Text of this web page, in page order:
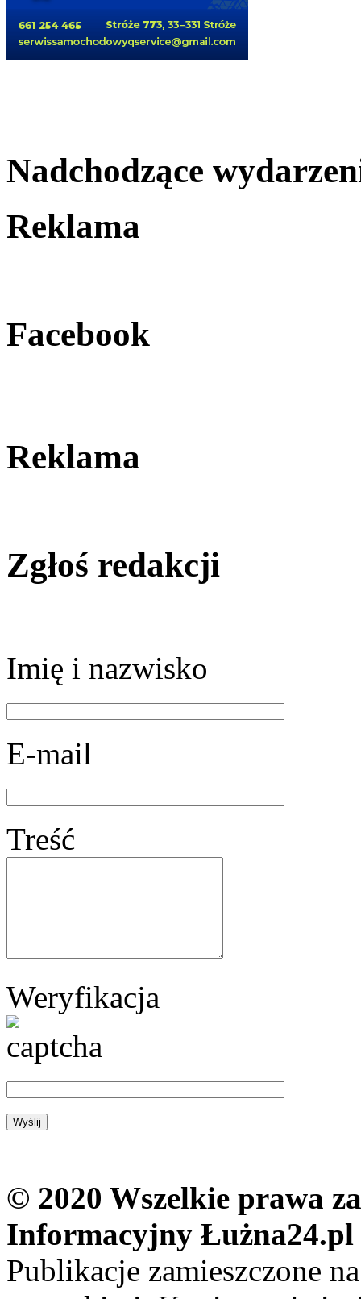
Nadchodzące
Reklama
Facebook
Reklama
Zgłoś redakcji
Imię i nazwisko
E-mail
Treść
Weryfikacja
© 2020 Wszelkie prawa
Informacyjny Łużna24.pl
Publikacje zamieszczone